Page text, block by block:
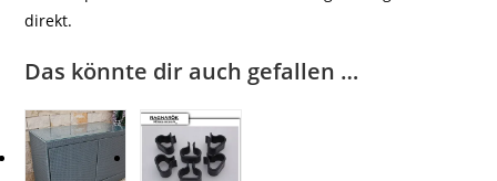
direkt.
Das könnte dir auch gefallen …